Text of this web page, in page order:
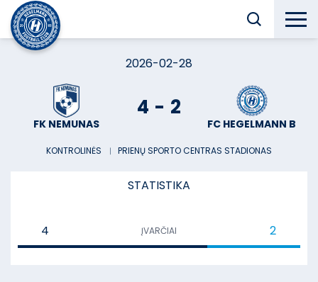
2026-02-28
FK NEMUNAS
4 - 2
FC HEGELMANN B
KONTROLINĖS ︱ PRIENŲ SPORTO CENTRAS STADIONAS
STATISTIKA
4 ĮVARČIAI 2